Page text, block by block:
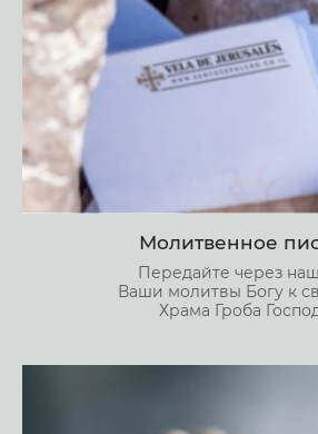
Молитвенное
Передайте через
Ваши молитвы Богу к
Храма Гроба